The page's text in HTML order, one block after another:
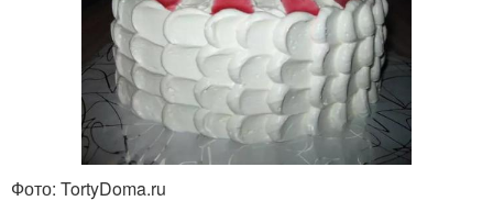
Фото: TortyDoma.ru